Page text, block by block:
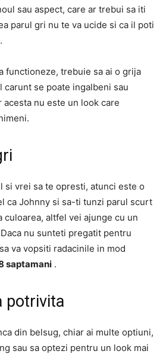
sau aspect, care ar trebui sa iti
parul gri nu te va ucide si ca il poti
functioneze, trebuie sa ai o grija
carunt se poate ingalbeni sau
acesta nu este un look care
si vrei sa te opresti, atunci este o
ca Johnny si sa-ti tunzi parul scurt
culoarea, altfel vei ajunge cu un
Daca nu sunteti pregatit pentru
va vopsiti radacinile in mod
saptamani .
potrivita
din belsug, chiar ai multe optiuni,
sau sa optezi pentru un look mai